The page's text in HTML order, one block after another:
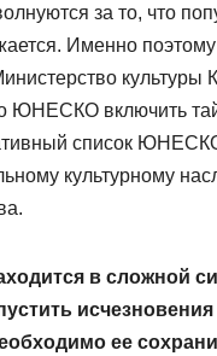
за то, что
Именно
культуры
ЮНЕСКО включить
список
культурному
в сложной
исчезновения
ее